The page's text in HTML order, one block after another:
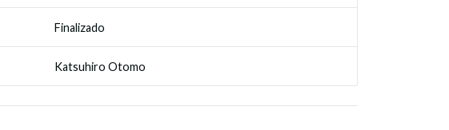
Finalizado
Katsuhiro Otomo